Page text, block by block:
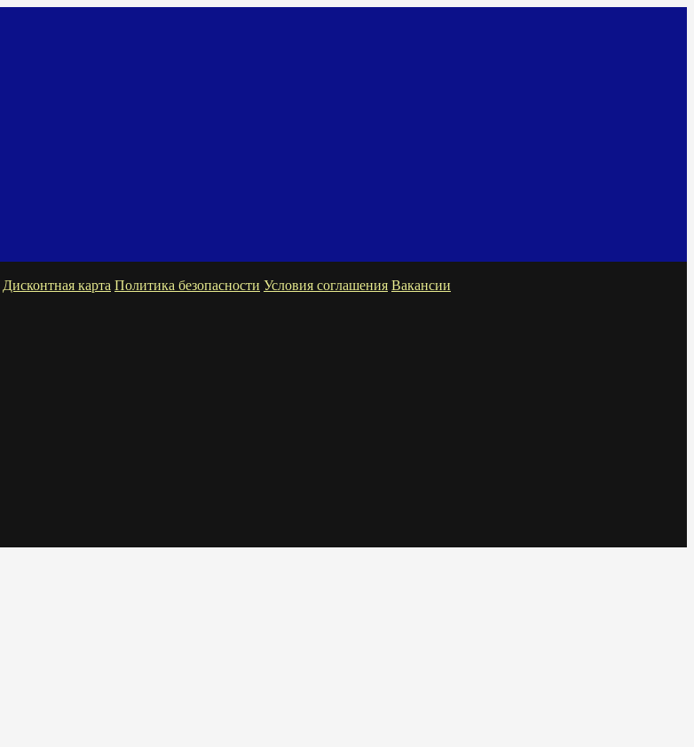
Дисконтная карта Политика безопасности Условия соглашения Вакансии